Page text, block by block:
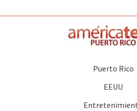
Puerto Rico
EEUU